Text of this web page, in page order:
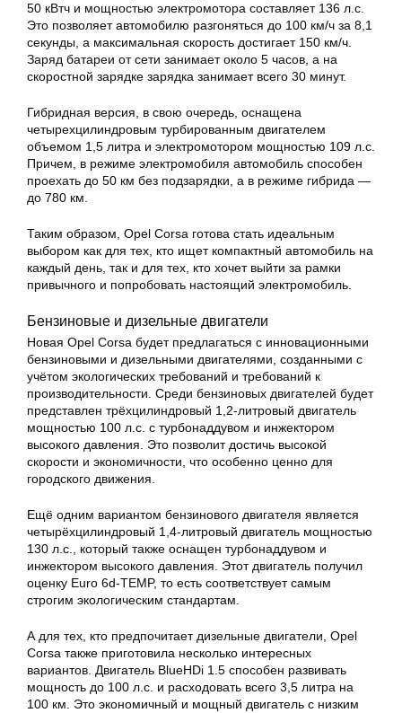
50 кВтч и мощностью электромотора составляет 136 л.с.
Это позволяет автомобилю разгоняться до 100 км/ч за 8,1
секунды, а максимальная скорость достигает 150 км/ч.
Заряд батареи от сети занимает около 5 часов, а на
скоростной зарядке зарядка занимает всего 30 минут.
Гибридная версия, в свою очередь, оснащена
четырехцилиндровым турбированным двигателем
объемом 1,5 литра и электромотором мощностью 109 л.с.
Причем, в режиме электромобиля автомобиль способен
проехать до 50 км без подзарядки, а в режиме гибрида —
до 780 км.
Таким образом, Opel Corsa готова стать идеальным
выбором как для тех, кто ищет компактный автомобиль на
каждый день, так и для тех, кто хочет выйти за рамки
привычного и попробовать настоящий электромобиль.
Бензиновые и дизельные двигатели
Новая Opel Corsa будет предлагаться с инновационными
бензиновыми и дизельными двигателями, созданными с
учётом экологических требований и требований к
производительности. Среди бензиновых двигателей будет
представлен трёхцилиндровый 1,2-литровый двигатель
мощностью 100 л.с. с турбонаддувом и инжектором
высокого давления. Это позволит достичь высокой
скорости и экономичности, что особенно ценно для
городского движения.
Ещё одним вариантом бензинового двигателя является
четырёхцилиндровый 1,4-литровый двигатель мощностью
130 л.с., который также оснащен турбонаддувом и
инжектором высокого давления. Этот двигатель получил
оценку Euro 6d-TEMP, то есть соответствует самым
строгим экологическим стандартам.
А для тех, кто предпочитает дизельные двигатели, Opel
Corsa также приготовила несколько интересных
вариантов. Двигатель BlueHDi 1.5 способен развивать
мощность до 100 л.с. и расходовать всего 3,5 литра на
100 км. Это экономичный и мощный двигатель с низким